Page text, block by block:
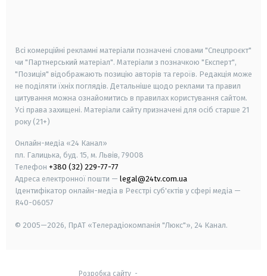
Всі комерційні рекламні матеріали позначені словами "Спецпроєкт"
чи "Партнерський матеріал". Матеріали з позначкою "Експерт",
"Позиція" відображають позицію авторів та героїв. Редакція може
не поділяти їхніх поглядів. Детальніше щодо реклами та правил
цитування можна ознайомитись в правилах користування сайтом.
Усі права захищені. Матеріали сайту призначені для осіб старше 21
року (21+)
Онлайн-медіа «24 Канал»
пл. Галицька, буд. 15, м. Львів, 79008
Телефон +380 (32) 229-77-77
Адреса електронної пошти — legal@24tv.com.ua
Ідентифікатор онлайн-медіа в Реєстрі суб'єктів у сфері медіа —
R40-06057
© 2005—2026, ПрАТ «Телерадіокомпанія "Люкс"», 24 Канал.
Розробка сайту-